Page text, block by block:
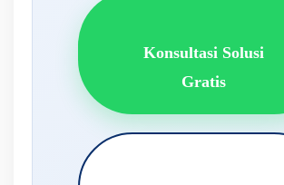
Konsultasi Solusi
Gratis